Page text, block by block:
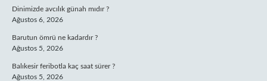
Dinimizde avcılık günah mıdır ?
Ağustos 6, 2026
Barutun ömrü ne kadardır ?
Ağustos 5, 2026
Balıkesir feribotla kaç saat sürer ?
Ağustos 5, 2026